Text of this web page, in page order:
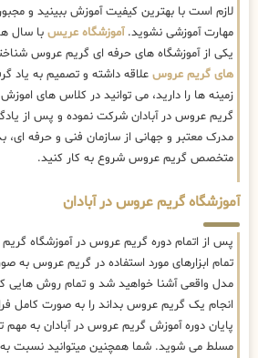
لازم است با بهترین کیفیت آموزش ببینید و مجبور
مهارت آموزشی نشوید.آموزشگاه عریس با سال
یکی از آموزشگاه های حرفه ای گریم عروس
های گریم عروس علاقه داشته و تصمیم به یاد
زمینه ها را دارید، می توانید در کلاس های
گریم عروس در آبادان شرکت نموده و پس از
مدرک معتبر و جهانی از سازمان فنی و حرفه ای،
متخصص گریم عروس شروع به کار کنید.
آموزشگاه گریم عروس در آبادان
پس از اتمام دوره گریم عروس در آموزشگاه گریم
تمام ابزارهای مورد استفاده در گریم عروس به
مدل واقعی آشنا خواهید شد و تمام روش هایی
انجام یک گریم عروس بداند را به صورت کامل
پایان دوره آموزش گریم عروس در آبادان به
مسلط می شوید. شما همچنین میتوانید نسبت